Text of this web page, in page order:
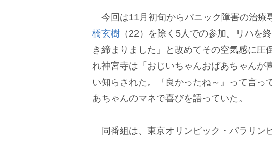
今回は11月初旬からパニック障害の治療
橋玄樹 （22）を除く5人での参加。リハを
き締まりました」と改めてその空気感に
れ神宮寺は「おじいちゃんおばあちゃんが
い知らされた。『良かったね～』って言っ
あちゃんのマネで喜びを語っていた。
同番組は、東京オリンピック・パラリン